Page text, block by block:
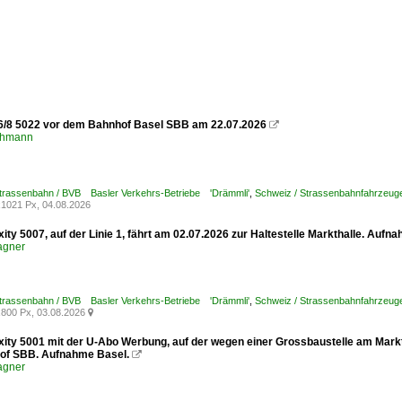
8 5022 vor dem Bahnhof Basel SBB am 22.07.2026 
/ BVB Basler Verkehrs-Betriebe 'Drämmli' Schweiz /
Px, 04.08.2026
5007, auf der Linie 1, fährt am 02.07.2026 zur Haltestelle Markthalle.
/ BVB Basler Verkehrs-Betriebe 'Drämmli' Schweiz /
Px, 03.08.2026 
5001 mit der U-Abo Werbung, auf der wegen einer Grossbaustelle am
SBB. Aufnahme Basel. 